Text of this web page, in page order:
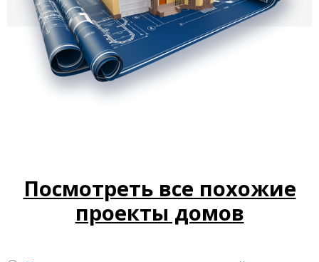
Посмотреть все похожие
проекты домов